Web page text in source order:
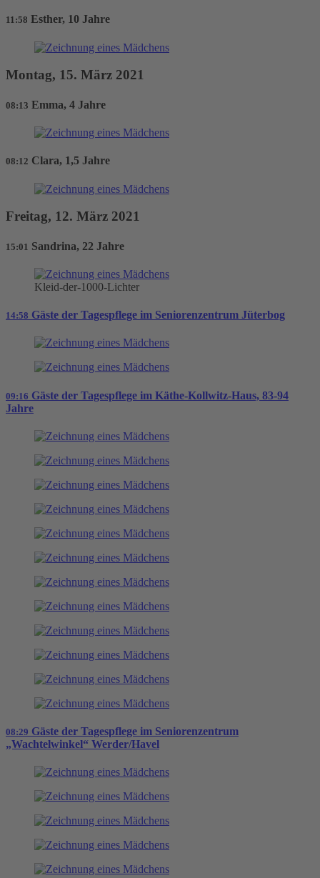
11:58 Esther, 10 Jahre
Montag, 15. März 2021
08:13 Emma, 4 Jahre
08:12 Clara, 1,5 Jahre
Freitag, 12. März 2021
15:01 Sandrina, 22 Jahre
Kleid-der-1000-Lichter
14:58 Gäste der Tagespflege im Seniorenzentrum Jüterbog
09:16 Gäste der Tagespflege im Käthe-Kollwitz-Haus, 83-94
Jahre
08:29 Gäste der Tagespflege im Seniorenzentrum
„Wachtelwinkel“ Werder/Havel